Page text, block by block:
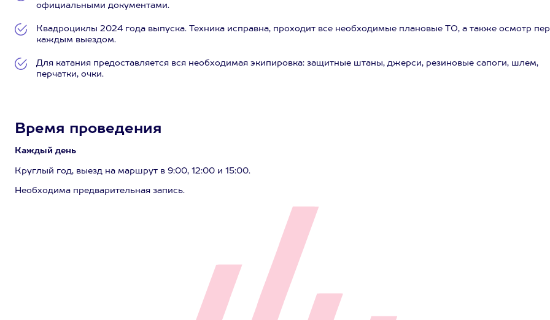
официальными документами.
Квадроциклы 2024 года выпуска. Техника исправна, проходит все необходимые плановые ТО, а также осмотр
каждым выездом.
Для катания предоставляется вся необходимая экипировка: защитные штаны, джерси, резиновые сапоги, шлем,
перчатки, очки.
Время проведения
Каждый день
Круглый год, выезд на маршрут в 9:00, 12:00 и 15:00.
Необходима предварительная запись.